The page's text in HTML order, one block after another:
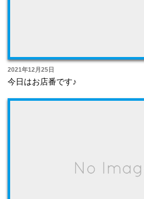
2021年12月25日
今日はお店番です♪